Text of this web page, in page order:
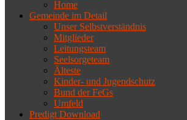
Home
Gemeinde im Detail
Unser Selbstverständnis
Mitglieder
Leitungsteam
Seelsorgeteam
Älteste
Kinder- und Jugendschutz
Bund der FeGs
Umfeld
Predigt Download